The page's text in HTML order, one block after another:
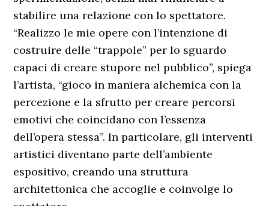
stabilire una relazione con lo spettatore.
“Realizzo le mie opere con l’intenzione di
costruire delle “trappole” per lo sguardo
capaci di creare stupore nel pubblico”, spiega
l’artista, “gioco in maniera alchemica con la
percezione e la sfrutto per creare percorsi
emotivi che coincidano con l’essenza
dell’opera stessa”. In particolare, gli interventi
artistici diventano parte dell’ambiente
espositivo, creando una struttura
architettonica che accoglie e coinvolge lo